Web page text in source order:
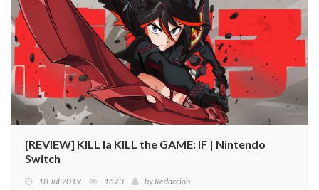
[REVIEW] KILL la KILL the GAME: IF | Nintendo
Switch
18 Jul 2019 1673 byRedacción